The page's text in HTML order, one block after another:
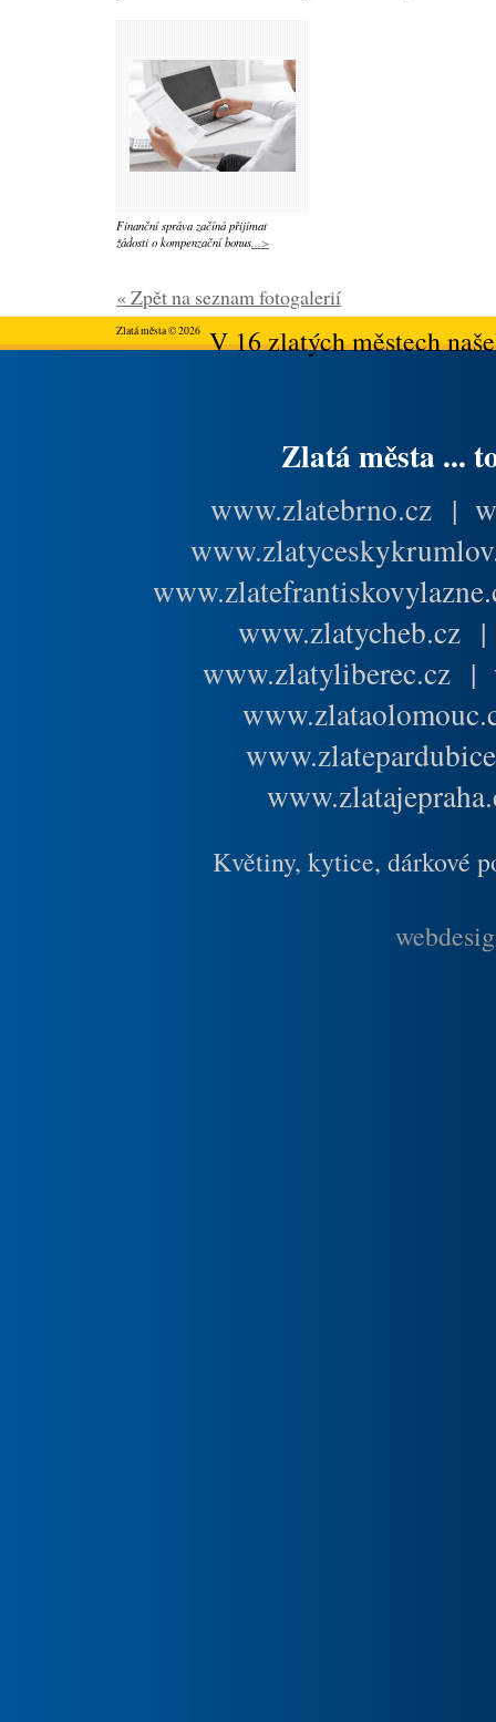
Finanční správa začíná přijímat
žádosti o kompenzační bonus...>
« Zpět na seznam fotogalerií
Zlatá města © 2026V 16 zlatých městech
Zlatá města ...
www.zlatebrno.cz |
www.zlatycheb.cz
www.zlatyliberec.cz |
Květiny, kytice, dárkové